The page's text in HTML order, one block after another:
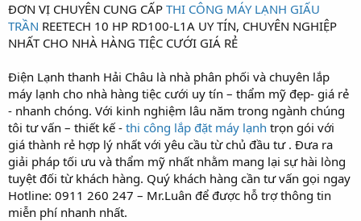
ĐƠN VỊ CHUYÊN CUNG CẤP THI CÔNG MÁY LẠNH GIẤU
TRẦN REETECH 10 HP RD100-L1A UY TÍN, CHUYÊN NGHIỆP
NHẤT CHO NHÀ HÀNG TIỆC CƯỚI GIÁ RẺ
Điện Lạnh thanh Hải Châu là nhà phân phối và chuyên lắp
máy lạnh cho nhà hàng tiệc cưới uy tín – thẩm mỹ đẹp- giá rẻ
- nhanh chóng. Với kinh nghiệm lâu năm trong ngành chúng
tôi tư vấn – thiết kế - thi công lắp đặt máy lạnh trọn gói với
giá thành rẻ hợp lý nhất với yêu cầu từ chủ đầu tư . Đưa ra
giải pháp tối ưu và thẩm mỹ nhất nhằm mang lại sự hài lòng
tuyệt đối từ khách hàng. Quý khách hàng cần tư vấn gọi ngay
Hotline: 0911 260 247 – Mr.Luân để được hỗ trợ thông tin
miễn phí nhanh nhất.